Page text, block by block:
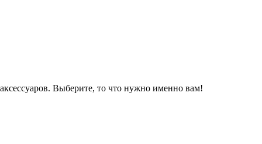
Выберите, то что нужно именно вам!